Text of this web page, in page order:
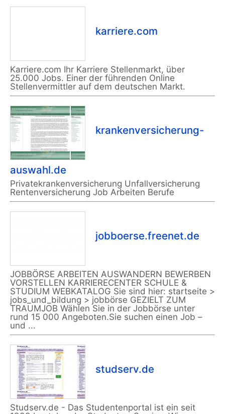
karriere.com
Karriere.com Ihr Karriere Stellenmarkt, über
25.000 Jobs. Einer der führenden Online
Stellenvermittler auf dem deutschen Markt.
krankenversicherung-
auswahl.de
Privatekrankenversicherung Unfallversicherung
Rentenversicherung Job Arbeiten Berufe
jobboerse.freenet.de
JOBBÖRSE ARBEITEN AUSWANDERN BEWERBEN
VORSTELLEN KARRIERECENTER SCHULE &
STUDIUM WEBKATALOG Sie sind hier: startseite >
jobs_und_bildung > jobbörse GEZIELT ZUM
TRAUMJOB Wählen Sie in der Jobbörse unter
rund 15 000 Angeboten.Sie suchen einen Job –
und ...
studserv.de
Studserv.de - Das Studentenportal ist ein seit